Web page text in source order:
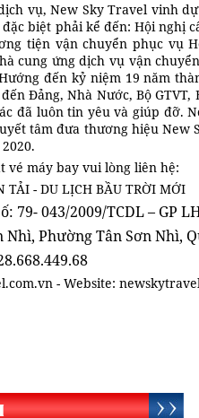
vụ, New Sky Travel vinh
biệt phải kể đến: Hội nghị
tiện vận chuyển phục vụ
cung ứng dịch vụ vận
đến kỷ niệm 19 năm
Đảng, Nhà Nước, Bộ
đã luôn tin yêu và giúp đỡ.
tâm đưa thương hiệu
vé máy bay vui lòng liên hệ:
TẢI - DU LỊCH BẦU TRỜI MỚI
79- 043/2009/TCDL – GP
Phường Tân Sơn Nhì,
- Website: